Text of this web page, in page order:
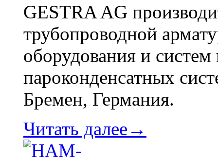
GESTRA AG
трубопроводной
оборудования и систем
пароконденсатных
Бремен, Германия.
Читать далее→